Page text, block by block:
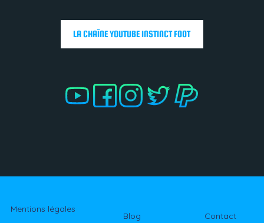
LA CHAÎNE YOUTUBE INSTINCT FOOT
. . .
Mentions légales
Blog Contact